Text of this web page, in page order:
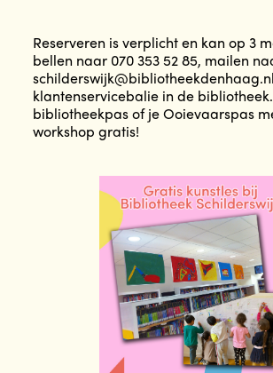
Reserveren is verplicht en kan op 3
bellen naar 070 353 52 85, mailen
klantenservicebalie in de
bibliotheekpas of je Ooievaarspas
workshop gratis!